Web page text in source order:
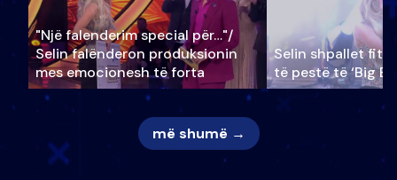
"Një falenderim special për…"/
Selin falënderon produksionin
mes emocionesh të forta
Selin shpallet
të pestë të ‘Big
më shumë →